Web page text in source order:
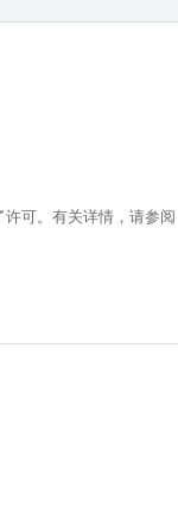
许可。有关详情，请参阅